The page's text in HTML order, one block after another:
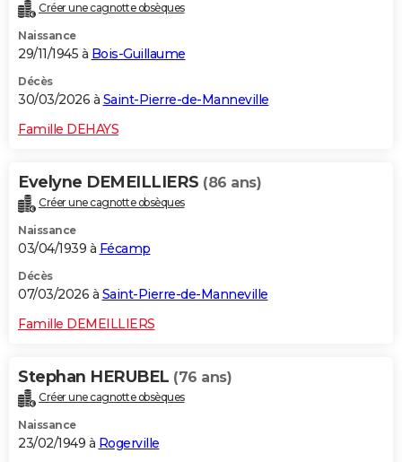
Destinations
City break
Voyage nature
Voyage de noces
Forum
Climat
+PHOTO
GUIDES D'ACHAT
BONS PLANS
CARTE DE VOEUX
Dictionnaire
Biographies
Citations
Expressions
Proverbes
PROGRAMME TV
COPAINS D'AVANT
S'inscrire
Se connecter
Lycées
Collèges
Primaires
Universités
Entreprises
Service militaire
Avis de recherche
AVIS DE DÉCÈS
Créer une cagnotte obsèques
Naissance
29/11/1945 à Bois-Guillaume
Décès
30/03/2026 à Saint-Pierre-de-Manneville
Famille DEHAYS
Evelyne DEMEILLIERS (86 ans)
Créer une cagnotte obsèques
Naissance
03/04/1939 à Fécamp
Décès
07/03/2026 à Saint-Pierre-de-Manneville
Famille DEMEILLIERS
Stephan HERUBEL (76 ans)
Créer une cagnotte obsèques
Naissance
23/02/1949 à Rogerville